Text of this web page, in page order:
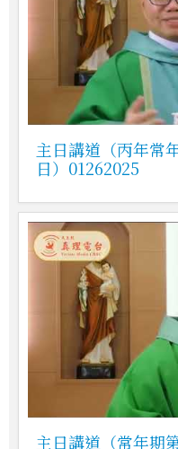
主日講道（丙年常
日）01262025
主日講道（常年期